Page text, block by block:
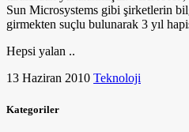
Sun Microsystems gibi şirketlerin
girmekten suçlu bulunarak 3 yıl hapis
Hepsi yalan ..
13 Haziran 2010 Teknoloji
Kategoriler